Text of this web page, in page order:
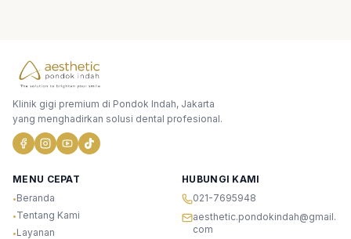
Klinik gigi premium di Pondok Indah, Jakarta
yang menghadirkan solusi dental profesional.
MENU CEPAT
•Beranda
•Tentang Kami
•Layanan
HUBUNGI KAMI
021-7695948
aesthetic.pondokindah@gmail.
com